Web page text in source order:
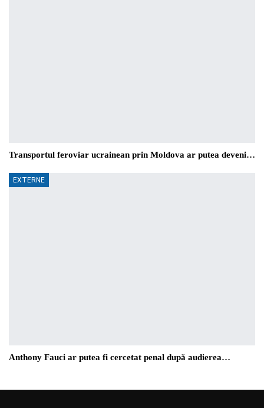
Transportul feroviar ucrainean prin Moldova ar putea deveni…
EXTERNE
Anthony Fauci ar putea fi cercetat penal după audierea…